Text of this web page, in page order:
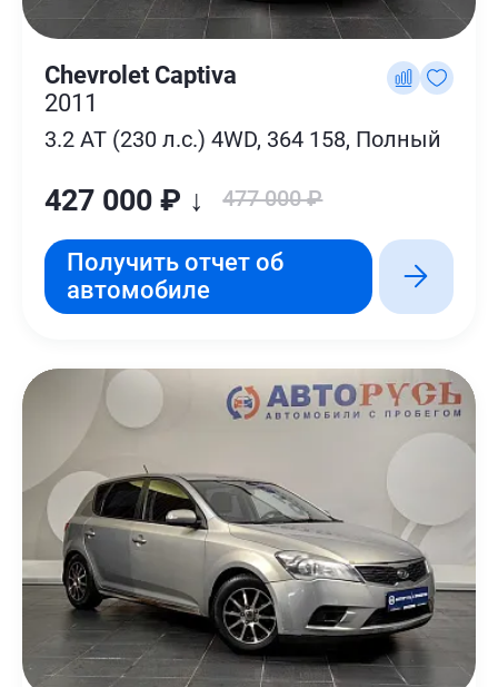
Chevrolet Captiva
2011
3.2 AT (230 л.с.) 4WD, 364 158, Полный
427 000 ₽ ↓ 477 000 ₽
Получить отчет об
автомобиле